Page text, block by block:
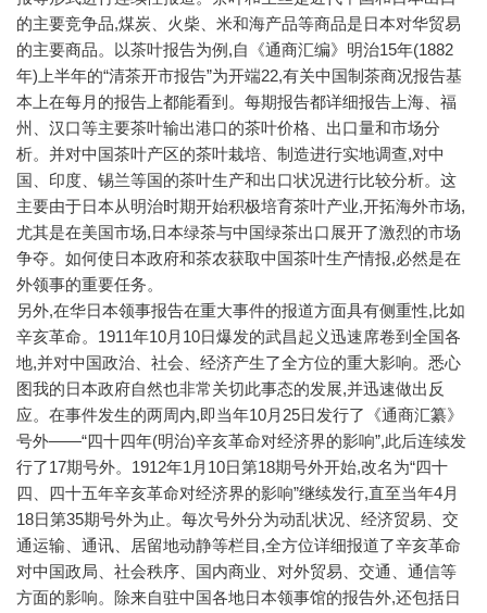
的主要竞争品,煤炭、火柴、米和海产品等商品是日本对华贸易
的主要商品。以茶叶报告为例,自《通商汇编》明治15年(1882
年)上半年的“清茶开市报告”为开端22,有关中国制茶商况报告基
本上在每月的报告上都能看到。每期报告都详细报告上海、福
州、汉口等主要茶叶输出港口的茶叶价格、出口量和市场分
析。并对中国茶叶产区的茶叶栽培、制造进行实地调查,对中
国、印度、锡兰等国的茶叶生产和出口状况进行比较分析。这
主要由于日本从明治时期开始积极培育茶叶产业,开拓海外市场,
尤其是在美国市场,日本绿茶与中国绿茶出口展开了激烈的市场
争夺。如何使日本政府和茶农获取中国茶叶生产情报,必然是在
外领事的重要任务。
另外,在华日本领事报告在重大事件的报道方面具有侧重性,比如
辛亥革命。1911年10月10日爆发的武昌起义迅速席卷到全国各
地,并对中国政治、社会、经济产生了全方位的重大影响。悉心
图我的日本政府自然也非常关切此事态的发展,并迅速做出反
应。在事件发生的两周内,即当年10月25日发行了《通商汇纂》
号外——“四十四年(明治)辛亥革命对经济界的影响”,此后连续发
行了17期号外。1912年1月10日第18期号外开始,改名为“四十
四、四十五年辛亥革命对经济界的影响”继续发行,直至当年4月
18日第35期号外为止。每次号外分为动乱状况、经济贸易、交
通运输、通讯、居留地动静等栏目,全方位详细报道了辛亥革命
对中国政局、社会秩序、国内商业、对外贸易、交通、通信等
方面的影响。除来自驻中国各地日本领事馆的报告外,还包括日